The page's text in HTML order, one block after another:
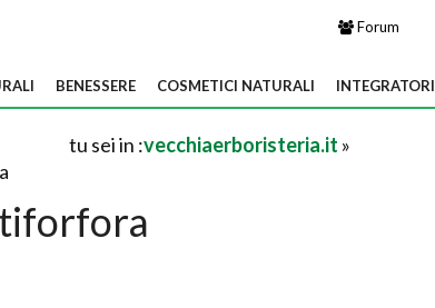
Forum
BENESSERE COSMETICI NATURALI INTEGRATORI
tu sei in :vecchiaerboristeria.it »